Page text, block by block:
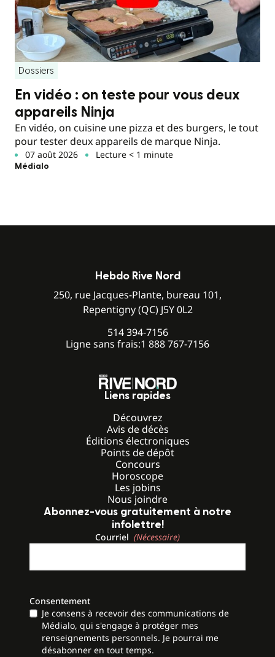
Dossiers
En vidéo : on teste pour vous deux
appareils Ninja
En vidéo, on cuisine une pizza et des burgers, le tout
pour tester deux appareils de marque Ninja.
07 août 2026 Lecture < 1 minute
Médialo
Hebdo Rive Nord
250, rue Jacques-Plante, bureau 101,
Repentigny (QC) J5Y 0L2
514 394-7156
Ligne sans frais:1 888 767-7156
Liens rapides
Découvrez
Avis de décès
Éditions électroniques
Points de dépôt
Concours
Horoscope
Les jobins
Nous joindre
Abonnez-vous gratuitement à notre
infolettre!
Courriel (Nécessaire)
Consentement
Je consens à recevoir des communications de
Médialo, qui s'engage à protéger mes
renseignements personnels. Je pourrai me
désabonner en tout temps.